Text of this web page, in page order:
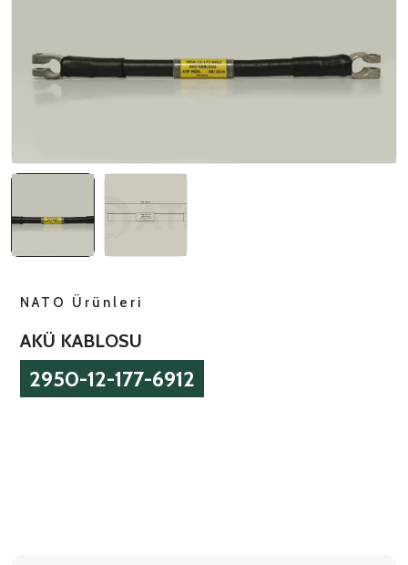
NATO Ürünleri
AKÜ KABLOSU
2950-12-177-6912
ÜRÜN LISTESI